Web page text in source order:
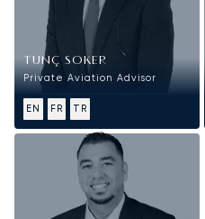
TUNÇ SOKER
Private Aviation Advisor
EN FR TR